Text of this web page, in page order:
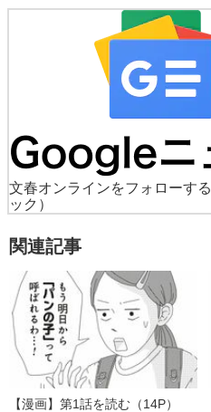
文春オンラインをフォローする
ック）
関連記事
【漫画】第1話を読む（14P）